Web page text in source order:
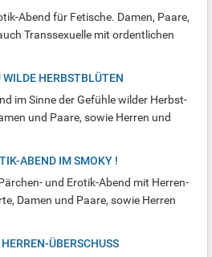
Abend für Fetische. Damen, Paare,
Transsexuelle mit ordentlichen
HERBSTBLÜTEN
im Sinne der Gefühle wilder Herbst-
und Paare, sowie Herren und
ABEND IM SMOKY !
und Erotik-Abend mit Herren-
Damen und Paare, sowie Herren
ÜBERSCHUSS